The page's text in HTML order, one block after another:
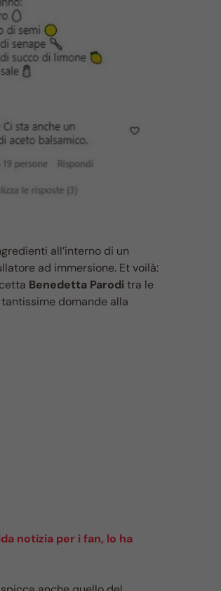
all’interno di un
ad immersione. Et voilà:
Benedetta Paroditra le
domande alla
notizia per i fan, lo ha